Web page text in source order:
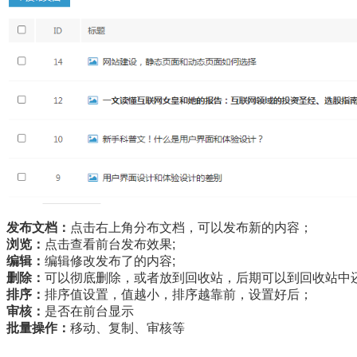
发布文档： 点击右上角分布文档，可以发布新的内容；
浏览： 点击查看前台发布效果;
编辑： 编辑修改发布了的内容;
删除： 可以彻底删除，或者放到回收站，后期可以到回收站中
排序： 排序值设置，值越小，排序越靠前，设置好后；
审核： 是否在前台显示
批量操作： 移动、复制、审核等